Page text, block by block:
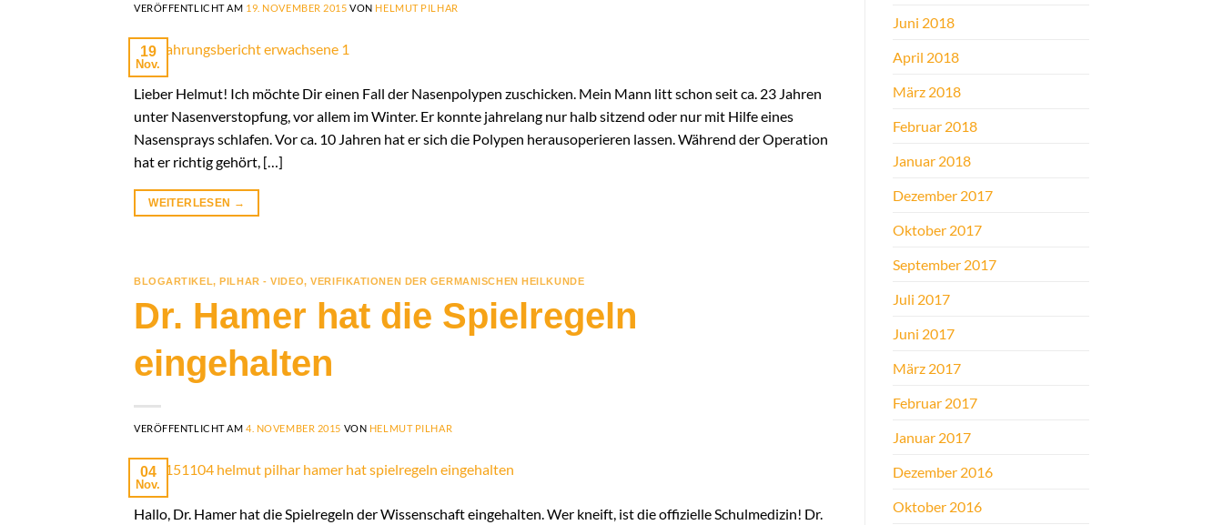
VERÖFFENTLICHT AM 19. NOVEMBER 2015 VON HELMUT PILHAR
19
Nov.
Lieber Helmut! Ich möchte Dir einen Fall der Nasenpolypen zuschicken. Mein Mann litt schon seit ca. 23 Jahren
unter Nasenverstopfung, vor allem im Winter. Er konnte jahrelang nur halb sitzend oder nur mit Hilfe eines
Nasensprays schlafen. Vor ca. 10 Jahren hat er sich die Polypen herausoperieren lassen. Während der Operation
hat er richtig gehört, […]
WEITERLESEN →
BLOGARTIKEL, PILHAR - VIDEO,VERIFIKATIONEN DER GERMANISCHEN HEILKUNDE
Dr. Hamer hat die Spielregeln
eingehalten
VERÖFFENTLICHT AM4. NOVEMBER 2015 VON HELMUT PILHAR
04
Nov.
Hallo, Dr. Hamer hat die Spielregeln der Wissenschaft eingehalten. Wer kneift, ist die offizielle Schulmedizin! Dr.
Juni 2018
April 2018
März 2018
Februar 2018
Januar 2018
Dezember 2017
Oktober 2017
September 2017
Juli 2017
Juni 2017
März 2017
Februar 2017
Januar 2017
Dezember 2016
Oktober 2016